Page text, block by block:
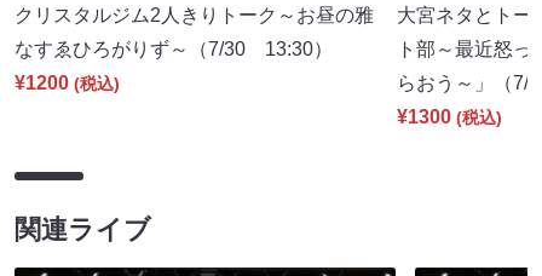
クリスタルジム2人きりトーク～お昼の雅
なすゑひろがりず～（7/30 13:30）
¥1200 (税込)
大宮ネタとトー
ト部～最近怒
らおう～」（
¥1300 (税込)
関連ライブ